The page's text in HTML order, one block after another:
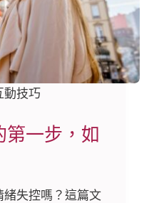
動技巧
一步，如
失控嗎？這篇文